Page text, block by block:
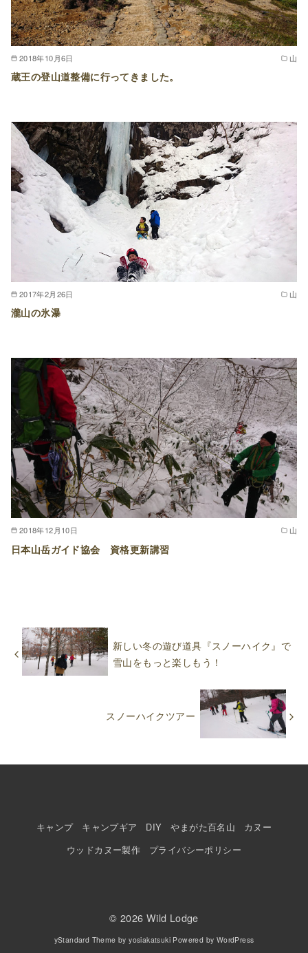
2018年10月6日 山
蔵王の登山道整備に行ってきました。
2017年2月26日 山
瀧山の氷瀑
2018年12月10日 山
日本山岳ガイド協会 資格更新講習
新しい冬の遊び道具『スノーハイク』で
雪山をもっと楽しもう！
スノーハイクツアー
キャンプ キャンプギア DIY やまがた百名山
カヌー
ウッドカヌー製作
プライバシーポリシー
© 2026 Wild Lodge
yStandard Theme byyosiakatsuki Powered by WordPress